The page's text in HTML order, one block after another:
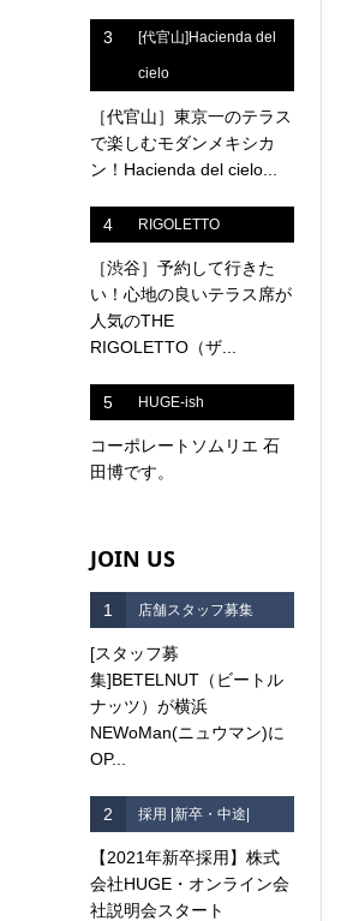
3 [代官山]Hacienda del
cielo
［代官山］東京一のテラス
で楽しむモダンメキシカ
ン！Hacienda del cielo...
4 RIGOLETTO
［渋谷］予約して行きた
い！心地の良いテラス席が
人気のTHE
RIGOLETTO（ザ...
5 HUGE-ish
コーポレートソムリエ 石
田博です。
JOIN US
1 店舗スタッフ募集
[スタッフ募
集]BETELNUT（ビートル
ナッツ）が横浜
NEWoMan(ニュウマン)に
OP...
2 採用 |新卒・中途|
【2021年新卒採用】株式
会社HUGE・オンライン会
社説明会スタート